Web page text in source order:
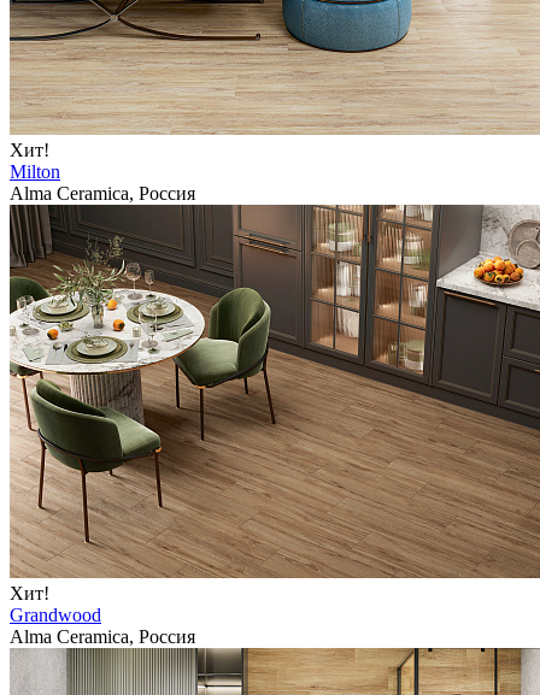
Хит!
Milton
Alma Ceramica, Россия
Хит!
Grandwood
Alma Ceramica, Россия